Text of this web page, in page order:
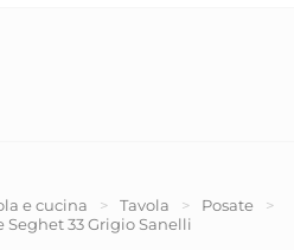
e cucina > Tavola > Posate
>
Seghet 33 Grigio Sanelli